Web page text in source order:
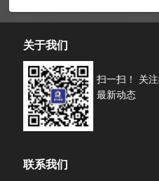
关于我们
扫一扫！ 关
最新动态
联系我们